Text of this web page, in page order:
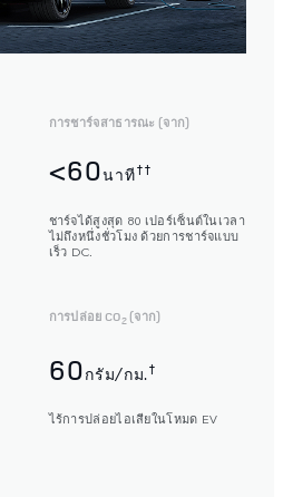
การชาร์จสาธารณะ (จาก)
<60นาที††
ชาร์จได้สูงสุด 80 เปอร์เซ็นต์ในเวลา
ไม่ถึงหนึ่งชั่วโมง ด้วยการชาร์จแบบ
เร็ว DC.
การปล่อย CO2(จาก)
60กรัม/กม.†
ไร้การปล่อยไอเสียในโหมด EV